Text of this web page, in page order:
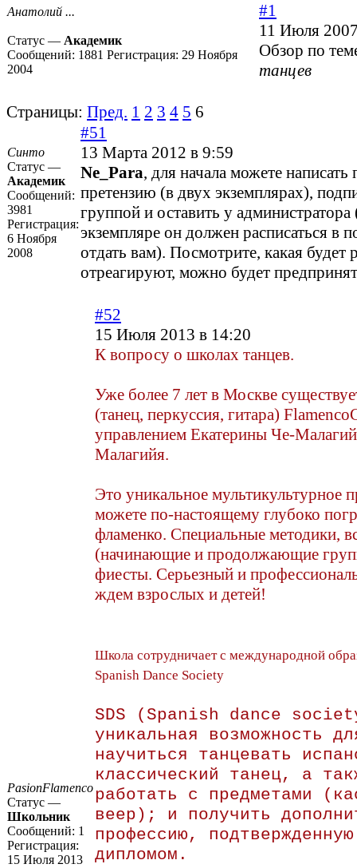
Анатолий ...
Статус — Академик
Сообщений: 1881 Регистрация: 29 Ноября
2004
#1
11 Июля
Обзор по
танцев
Страницы: Пред. 1 2 3 4 5 6
Синто
Статус —
Академик
Сообщений:
3981
Регистрация:
6 Ноября
2008
#51
13 Марта 2012 в 9:59
Ne_Para, для начала можете
претензию (в двух экземплярах),
группой и оставить у
экземпляре он должен расписаться в
отдать вам). Посмотрите, какая будет
отреагируют, можно будет
PasionFlamenco
Статус —
Школьник
Сообщений: 1
Регистрация:
15 Июля 2013
#52
15 Июля 2013 в 14:20
К вопросу о школах танцев.
Уже более 7 лет в Москве
(танец, перкуссия, гитара)
управлением Екатерины Че-
Малагийя.
Это уникальное мультикультурное
можете по-настоящему глубоко
фламенко. Специальные методики,
(начинающие и продолжающие
фиесты. Серьезный и
ждем взрослых и детей!
Школа сотрудничает с международной
Spanish Dance Society
SDS (Spanish dance
уникальная возможность
научиться танцевать
классический танец, а
работать с предметами
веер); и получить
профессию,
дипломом.